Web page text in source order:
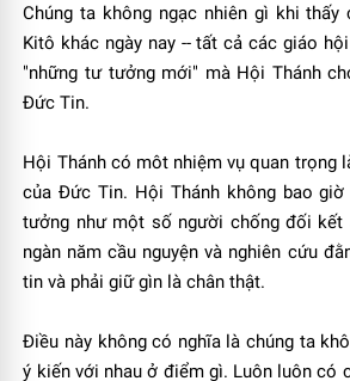
Chúng ta không ngạc nhiên gì khi
Kitô khác ngày nay -- tất cả các giáo
"những tư tưởng mới" mà Hội Thánh
Ðức Tin.
Hội Thánh có môt nhiệm vụ quan trọng
của Ðức Tin. Hội Thánh không bao
tưởng như một số người chống đối kết
ngàn năm cầu nguyện và nghiên cứu
tin và phải giữ gìn là chân thật.
Ðiều này không có nghĩa là chúng ta
ý kiến với nhau ở điểm gì. Luôn luôn có